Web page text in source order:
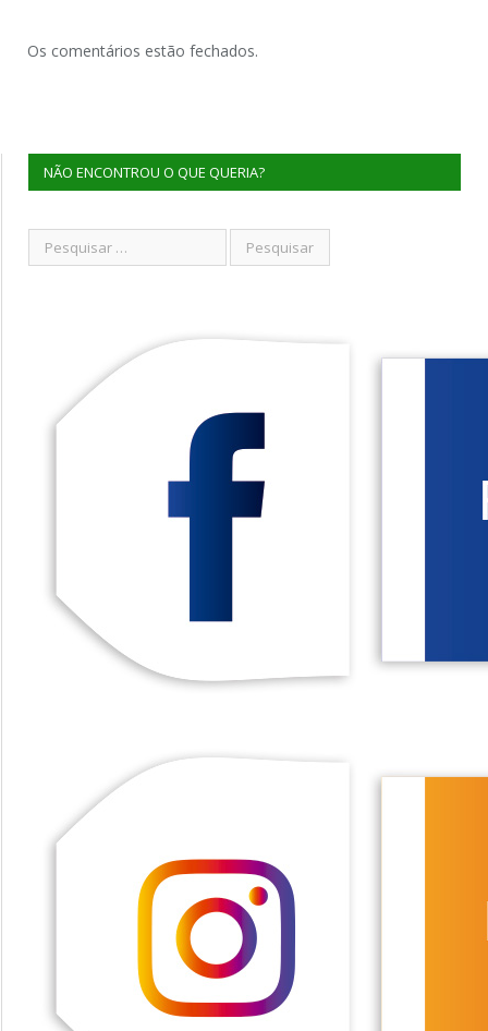
Os comentários estão fechados.
NÃO ENCONTROU O QUE QUERIA?